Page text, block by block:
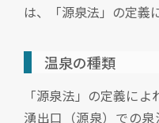
は、「源泉法」の定義
温泉の種類
「源泉法」の定義によ
湧出口（源泉）での